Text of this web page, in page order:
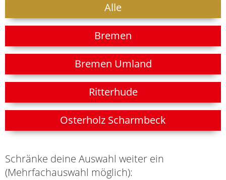
Alle
Bremen
Bremen Umland
Ritterhude
Osterholz Scharmbeck
Schränke deine Auswahl weiter ein
(Mehrfachauswahl möglich):